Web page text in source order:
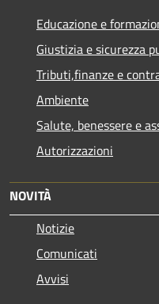
Educazione e
Giustizia e sicurezza
Tributi,finanze e
Ambiente
Salute, benessere e
Autorizzazioni
NOVITÀ
Notizie
Comunicati
Avvisi